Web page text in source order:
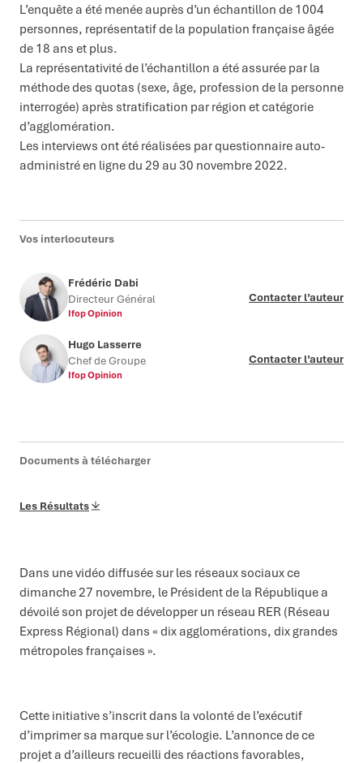
L’enquête a été menée auprès d’un échantillon de 1004
personnes, représentatif de la population française âgée
de 18 ans et plus.
La représentativité de l’échantillon a été assurée par la
méthode des quotas (sexe, âge, profession de la personne
interrogée) après stratification par région et catégorie
d’agglomération.
Les interviews ont été réalisées par questionnaire auto-
administré en ligne du 29 au 30 novembre 2022.
Vos interlocuteurs
Frédéric Dabi
Directeur Général
Ifop Opinion
Contacter l’auteur
Hugo Lasserre
Chef de Groupe
Ifop Opinion
Contacter l’auteur
Documents à télécharger
Les Résultats
Dans une vidéo diffusée sur les réseaux sociaux ce
dimanche 27 novembre, le Président de la République a
dévoilé son projet de développer un réseau RER (Réseau
Express Régional) dans « dix agglomérations, dix grandes
métropoles françaises ».
Cette initiative s’inscrit dans la volonté de l’exécutif
d’imprimer sa marque sur l’écologie. L’annonce de ce
projet a d’ailleurs recueilli des réactions favorables,